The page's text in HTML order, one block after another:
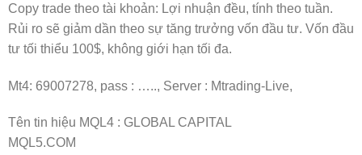
Copy trade theo tài khoản: Lợi nhuận đều, tính theo tuần.
Rủi ro sẽ giảm dần theo sự tăng trưởng vốn đầu tư. Vốn đầu
tư tối thiểu 100$, không giới hạn tối đa.
Mt4: 69007278, pass : ….., Server : Mtrading-Live,
Tên tin hiệu MQL4 : GLOBAL CAPITAL
MQL5.COM